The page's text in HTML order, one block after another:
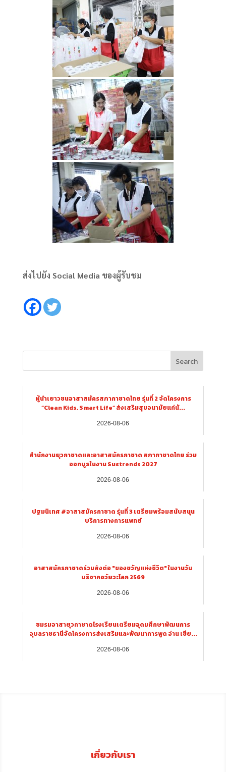
ส่งไปยัง Social Media ของผู้รับชม
Search
ผู้นำเยาวชนอาสาสมัครสภากาชาดไทย รุ่นที่ 2 จัดโครงการ
“Clean Kids, Smart Life” ส่งเสริมสุขอนามัยแก่นั...
2026-08-06
สำนักงานยุวกาชาดและอาสาสมัครกาชาด สภากาชาดไทย ร่วม
ออกบูธในงาน Sustrends 2027
2026-08-06
ปฐมนิเทศ #อาสาสมัครกาชาด รุ่นที่ 3 เตรียมพร้อมสนับสนุน
บริการทางการแพทย์
2026-08-06
อาสาสมัครกาชาดร่วมส่งต่อ "ของขวัญแห่งชีวิต" ในงานวัน
บริจาคอวัยวะโลก 2569
2026-08-06
ชมรมอาสายุวกาชาดโรงเรียนเตรียมอุดมศึกษาพัฒนการ
อุบลราชธานีจัดโครงการส่งเสริมและพัฒนาการพูด อ่าน เขีย...
2026-08-06
เกี่ยวกับเรา